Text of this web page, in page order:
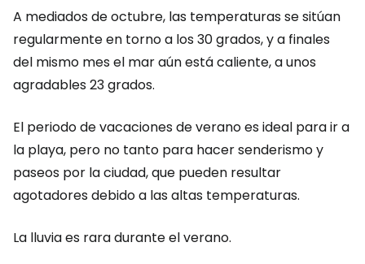
A mediados de octubre, las temperaturas se sitúan
regularmente en torno a los 30 grados, y a finales
del mismo mes el mar aún está caliente, a unos
agradables 23 grados.
El periodo de vacaciones de verano es ideal para ir a
la playa, pero no tanto para hacer senderismo y
paseos por la ciudad, que pueden resultar
agotadores debido a las altas temperaturas.
La lluvia es rara durante el verano.